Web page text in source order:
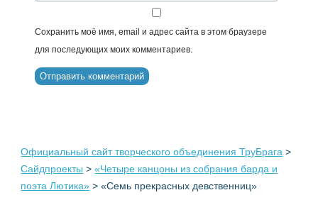
Сохранить моё имя, email и адрес сайта в этом браузере
для последующих моих комментариев.
Официальный сайт творческого объединения ТруБрага >
Сайдпроекты >«Четыре канцоны из собрания барда и
поэта Лютика» >«Семь прекрасных девственниц»